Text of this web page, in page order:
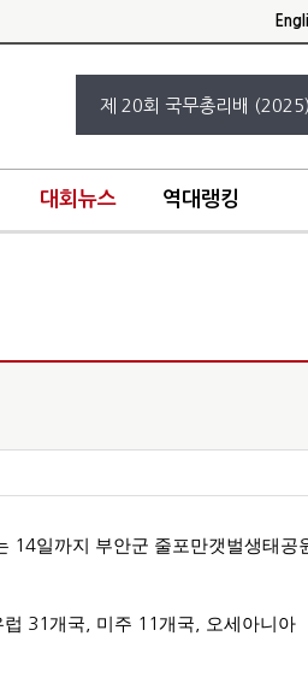
대회뉴스 역대랭킹
14일까지 부안군 줄포만갯벌생태공
럽 31 개국 미주 11 개국 오세아니아